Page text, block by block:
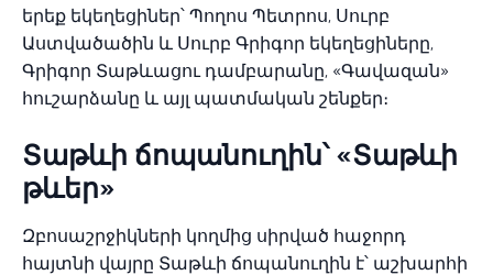
երեք եկեղեցիներ՝ Պողոս Պետրոս, Սուրբ
Աստվածածին և Սուրբ Գրիգոր եկեղեցիները,
Գրիգոր Տաթևացու դամբարանը, «Գավազան»
հուշարձանը և այլ պատմական շենքեր։
Տաթևի ճոպանուղին՝ «Տաթևի
թևեր»
Զբոսաշրջիկների կողմից սիրված հաջորդ
հայտնի վայրը Տաթևի ճոպանուղին է՝ աշխարհի